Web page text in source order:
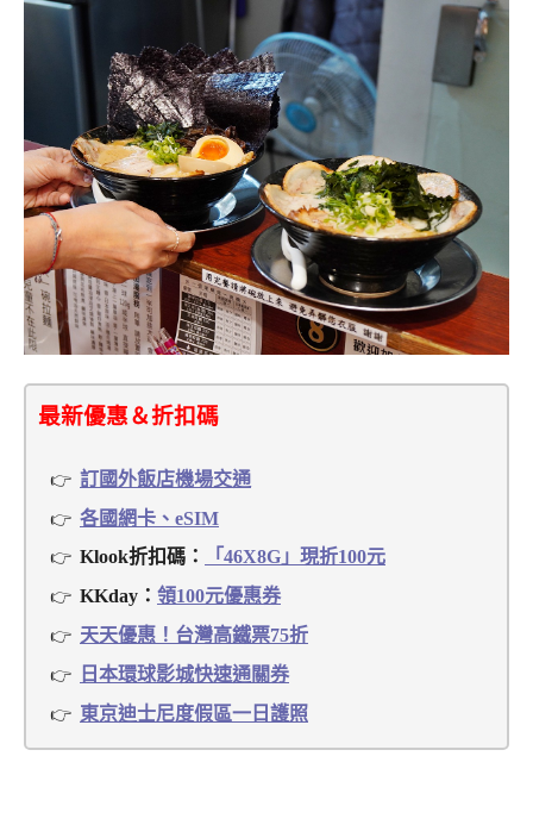
最新優惠＆折扣碼
訂國外飯店機場交通
各國網卡、eSIM
Klook折扣碼：
「46X8G」現折100元
KKday： 領100元優惠券
天天優惠！台灣高鐵票75折
日本環球影城快速通關券
東京迪士尼度假區一日護照